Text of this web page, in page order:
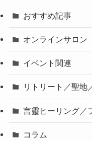
おすすめ記事
オンラインサロン
イベント関連
リトリート／聖地
言靈ヒーリング／
コラム